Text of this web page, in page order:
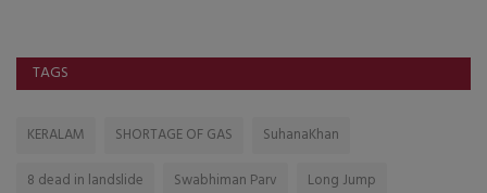
TAGS
KERALAM SHORTAGE OF GAS
SuhanaKhan
8 dead in landslide
Swabhiman Parv
Long Jump